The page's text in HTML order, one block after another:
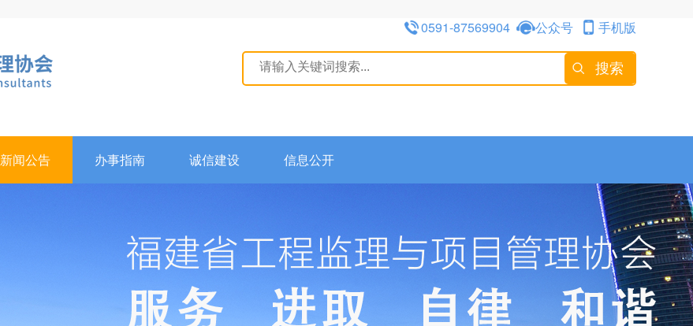
手机版
公众号
0591-87569904
搜索
新闻公告 办事指南 诚信建设 信息公开